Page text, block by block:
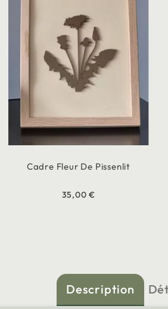
Cadre Fleur De Pissenlit
35,00 €
Description